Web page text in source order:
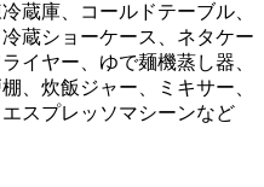
蔵庫、コールドテーブル、
蔵ショーケース、ネタケー
イヤー、ゆで麺機蒸し器、
、炊飯ジャー、ミキサー、
スプレッソマシーンなど